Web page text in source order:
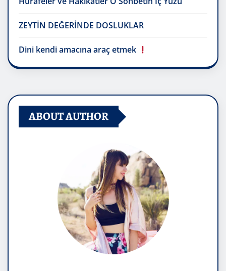
ZEYTİN DEĞERİNDE DOSLUKLAR
Dini kendi amacına araç etmek
ABOUT AUTHOR